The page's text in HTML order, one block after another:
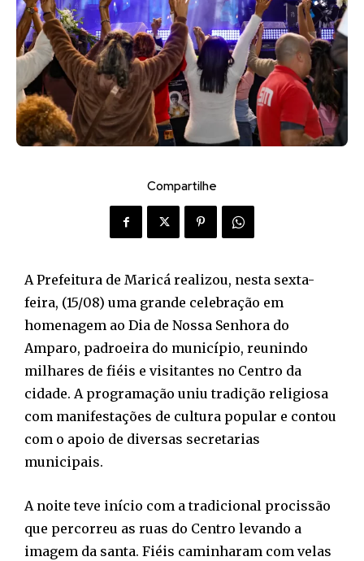
Compartilhe
A Prefeitura de Maricá realizou, nesta sexta-
feira, (15/08) uma grande celebração em
homenagem ao Dia de Nossa Senhora do
Amparo, padroeira do município, reunindo
milhares de fiéis e visitantes no Centro da
cidade. A programação uniu tradição religiosa
com manifestações de cultura popular e contou
com o apoio de diversas secretarias
municipais.
A noite teve início com a tradicional procissão
que percorreu as ruas do Centro levando a
imagem da santa. Fiéis caminharam com velas